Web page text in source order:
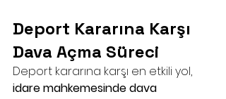
Deport Kararına Karşı
Dava Açma Süreci
Deport kararına karşı en etkili yol,
idare mahkemesinde dava